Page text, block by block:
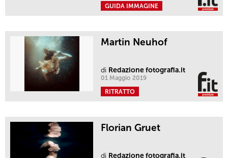
GUIDA IMMAGINE
Martin Neuhof
di Redazione fotografia.it
01 Maggio 2019
RITRATTO
Florian Gruet
di Redazione fotografia.it